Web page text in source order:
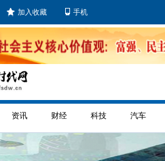
加入收藏 手机
资讯 财经 科技 汽车